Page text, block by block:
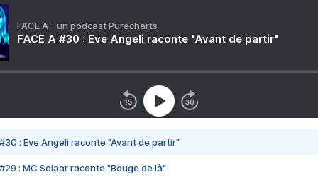
FACE A - un podcast Purecharts
FACE A #30 : Eve Angeli raconte "Avant de partir"
#30 : Eve Angeli raconte "Avant de partir"
#29 : MC Solaar raconte "Bouge de là"